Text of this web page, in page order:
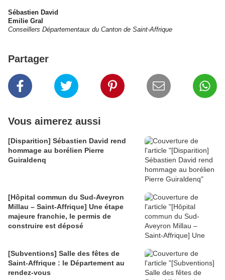
Sébastien David
Emilie Gral
Conseillers Départementaux du Canton de Saint-Affrique
Partager
Vous aimerez aussi
[Disparition] Sébastien David rend
hommage au borélien Pierre
Guiraldenq
[Hôpital commun du Sud-Aveyron
Millau – Saint-Affrique] Une étape
majeure franchie, le permis de
construire est déposé
[Subventions] Salle des fêtes de
Saint-Affrique : le Département au
rendez-vous